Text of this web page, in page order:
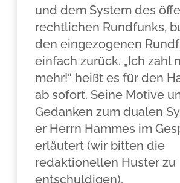
und dem System des
rechtlichen Rundfunks,
den eingezogenen
einfach zurück. „Ich zahl
mehr!“ heißt es für den
ab sofort. Seine Motive
Gedanken zum dualen
er Herrn Hammes im
erläutert (wir bitten die
redaktionellen Huster zu
entschuldigen).